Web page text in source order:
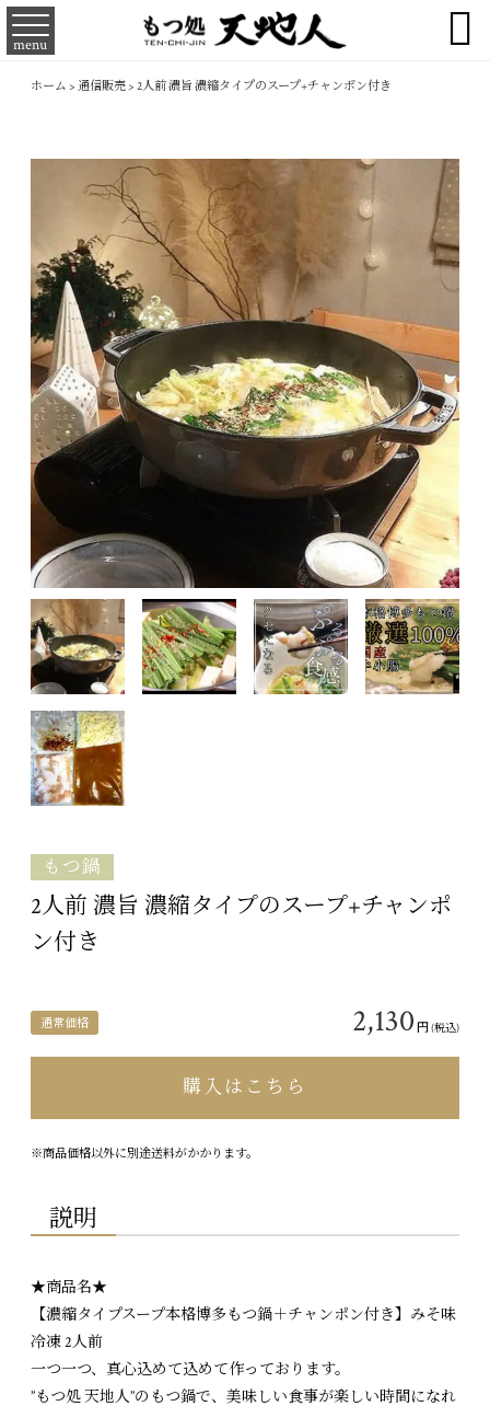
menu 
ホーム > 通信販売> 2人前 濃旨 濃縮タイプのスープ+チャンポン付き
もつ鍋
2人前 濃旨 濃縮タイプのスープ+チャンポ
ン付き
通常価格 2,130 円(税込)
購入はこちら
※商品価格以外に別途送料がかかります。
説明
★商品名★
【濃縮タイプスープ本格博多もつ鍋＋チャンポン付き】みそ味
冷凍 2人前
一つ一つ、真心込めて込めて作っております。
”もつ処 天地人”のもつ鍋で、美味しい食事が楽しい時間になれ